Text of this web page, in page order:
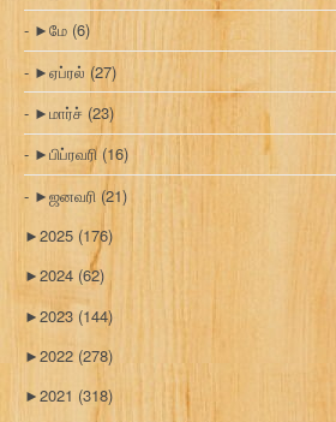
►மே (6)
►ஏப்ரல் (27)
►மார்ச் (23)
►பிப்ரவரி(16)
►ஜனவரி (21)
►2025 (176)
►2024 (62)
►2023 (144)
►2022 (278)
►2021 (318)